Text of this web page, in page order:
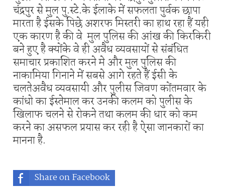
चंद्रपुर से मुल पु.स्टे.के ईलाके में सफलता पुर्वक छापा
मारता है ईसके पिछे अशरफ मिस्तरी का हाथ रहा हैं यही
एक कारण है की वे मुल पुलिस की आंख की किरकिरी
बने हुए है क्योंके वे ही अवैध व्यवसायों से संबंधित
समाचार प्रकाशित करने मे और मुल पुलिस की
नाकामिया गिनाने में सबसे आगे रहते हैं ईसी के
चलतेअवैध व्यवसायी और पुलीस जिवण कोंतमवार के
कांधो का ईस्तेमाल कर उनकी कलम को पुलीस के
खिलाफ चलने से रोकने तथा कलम की धार को कम
करने का असफल प्रयास कर रही है ऐसा जानकारों का
मानना है.
Share on Facebook